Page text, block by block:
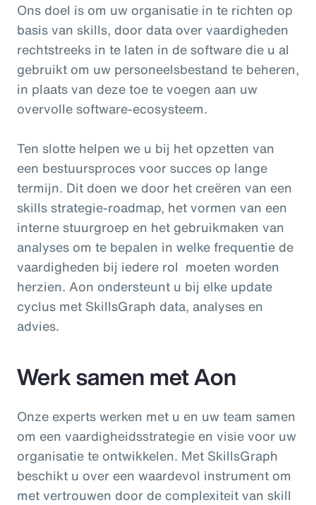
Ons doel is om uw organisatie in te richten op
basis van skills, door data over vaardigheden
rechtstreeks in te laten in de software die u al
gebruikt om uw personeelsbestand te beheren,
in plaats van deze toe te voegen aan uw
overvolle software-ecosysteem.
Ten slotte helpen we u bij het opzetten van
een bestuursproces voor succes op lange
termijn. Dit doen we door het creëren van een
skills strategie-roadmap, het vormen van een
interne stuurgroep en het gebruikmaken van
analyses om te bepalen in welke frequentie de
vaardigheden bij iedere rol moeten worden
herzien. Aon ondersteunt u bij elke update
cyclus met SkillsGraph data, analyses en
advies.
Werk samen met Aon
Onze experts werken met u en uw team samen
om een vaardigheidsstrategie en visie voor uw
organisatie te ontwikkelen. Met SkillsGraph
beschikt u over een waardevol instrument om
met vertrouwen door de complexiteit van skill